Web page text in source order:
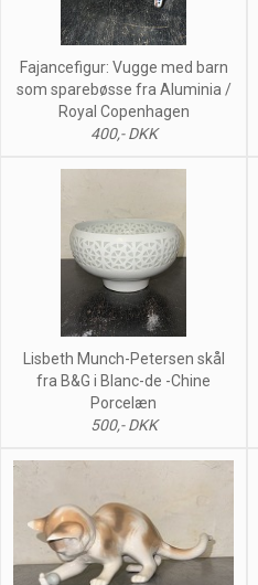
Fajancefigur: Vugge med barn
som sparebøsse fra Aluminia /
Royal Copenhagen
400,- DKK
Lisbeth Munch-Petersen skål
fra B&G i Blanc-de -Chine
Porcelæn
500,- DKK